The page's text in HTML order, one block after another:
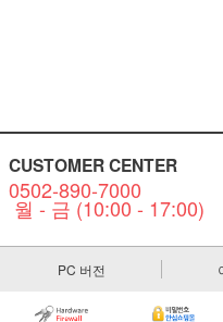
CUSTOMER CENTER
0502-890-7000
월 - 금 (10:00 - 17:00)
PC 버전